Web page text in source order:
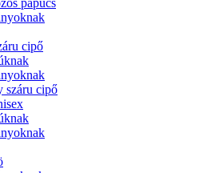
papucs
cipő
száru cipő